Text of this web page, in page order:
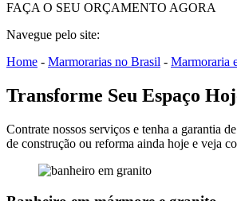
FAÇA O SEU ORÇAMENTO AGORA
Navegue pelo site:
Home - Marmorarias no Brasil - Marmoraria
Transforme Seu Espaço
Contrate nossos serviços e tenha a garantia
de construção ou reforma ainda hoje e veja